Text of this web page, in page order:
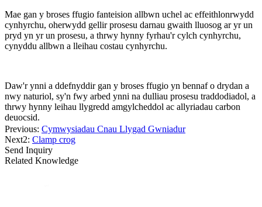
Mae gan y broses ffugio fanteision allbwn uchel ac effeithlonrwydd
cynhyrchu, oherwydd gellir prosesu darnau gwaith lluosog ar yr un
pryd yn yr un prosesu, a thrwy hynny fyrhau'r cylch cynhyrchu,
cynyddu allbwn a lleihau costau cynhyrchu.
Daw'r ynni a ddefnyddir gan y broses ffugio yn bennaf o drydan a
nwy naturiol, sy'n fwy arbed ynni na dulliau prosesu traddodiadol, a
thrwy hynny leihau llygredd amgylcheddol ac allyriadau carbon
deuocsid.
Previous: Cymwysiadau Cnau Llygad Gwniadur
Next2: Clamp crog
Send Inquiry
Related Knowledge